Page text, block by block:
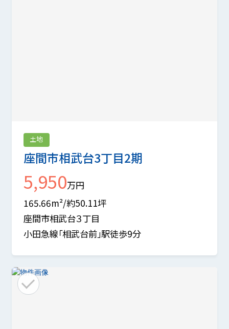
座間市相武台3丁目2期
土地
5,950万円
165.66m²/約50.11坪
座間市相武台３丁目
小田急線「相武台前」駅徒歩9分